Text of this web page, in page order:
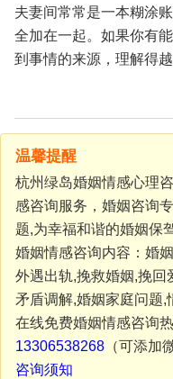
夫妻间常常是一本糊涂
全加在一起。如果你有
到事情的来源，理解得
温馨提醒
杭州绿岛婚姻情感心理
感咨询服务，婚姻咨询
题,为幸福和谐的婚姻保
婚姻情感咨询内容：婚
外遇出轨,挽救婚姻,挽回
矛盾调解,婚姻家庭问题,
在线免费婚姻情感咨询热
13306538268（可添加
咨询须知